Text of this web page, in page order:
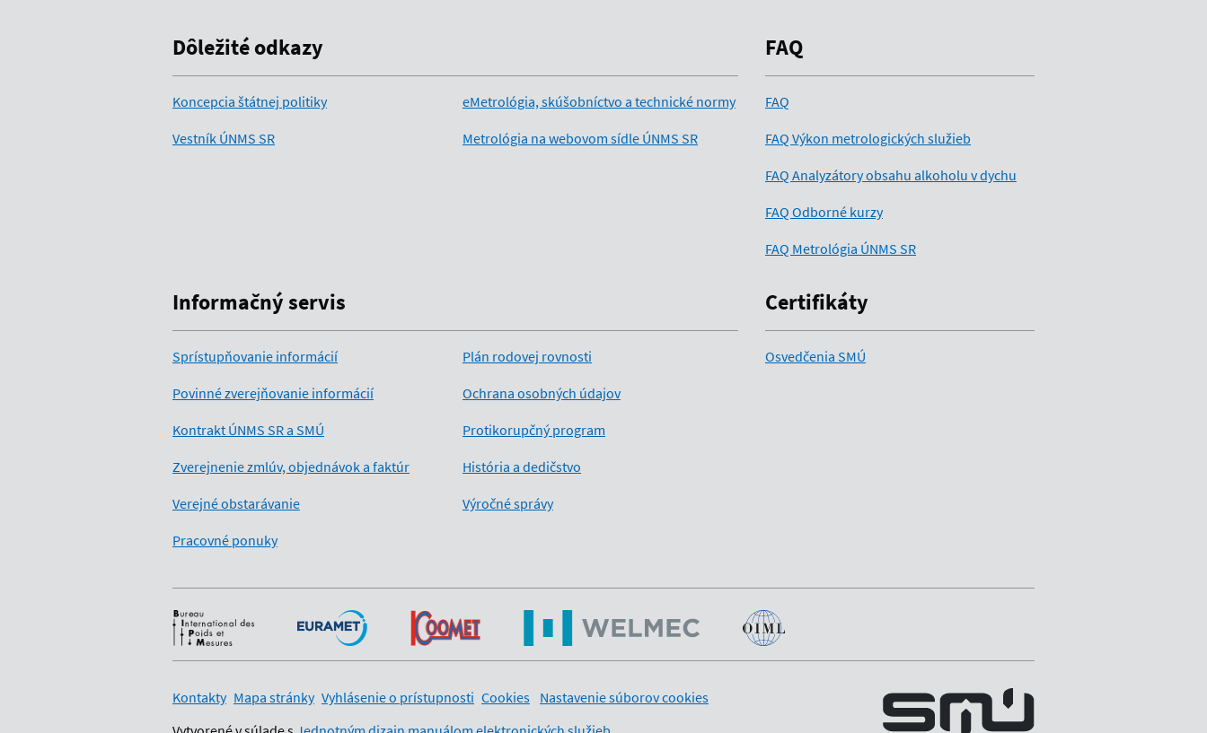
Dôležité odkazy
Koncepcia štátnej politiky
Vestník ÚNMS SR
eMetrológia, skúšobníctvo a technické normy
Metrológia na webovom sídle ÚNMS SR
FAQ
FAQ
FAQ Výkon metrologických služieb
FAQ Analyzátory obsahu alkoholu v dychu
FAQ Odborné kurzy
FAQ Metrológia ÚNMS SR
Informačný servis
Sprístupňovanie informácií
Povinné zverejňovanie informácií
Kontrakt ÚNMS SR a SMÚ
Zverejnenie zmlúv, objednávok a faktúr
Verejné obstarávanie
Pracovné ponuky
Plán rodovej rovnosti
Ochrana osobných údajov
Protikorupčný program
História a dedičstvo
Výročné správy
Certifikáty
Osvedčenia SMÚ
Medzinárodní partneri
Kontakty Mapa stránky Vyhlásenie o prístupnosti Cookies Nastavenie súborov cookies